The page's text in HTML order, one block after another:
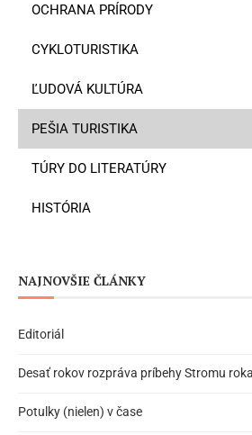
OCHRANA PRÍRODY
CYKLOTURISTIKA
ĽUDOVÁ KULTÚRA
PEŠIA TURISTIKA
TÚRY DO LITERATÚRY
HISTÓRIA
NAJNOVŠIE ČLÁNKY
Editoriál
Desať rokov rozpráva príbehy Stromu
Potulky (nielen) v čase